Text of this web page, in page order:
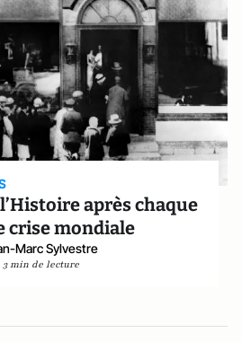
après chaque
crise mondiale
Marc Sylvestre
3 min de lecture